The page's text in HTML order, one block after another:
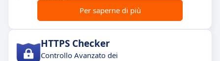
Per saperne di più
HTTPS Checker
Controllo Avanzato dei